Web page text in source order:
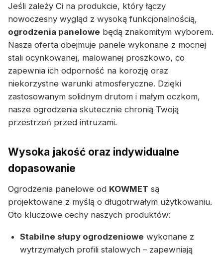
Jeśli zależy Ci na produkcie, który łączy
nowoczesny wygląd z wysoką funkcjonalnością,
ogrodzenia panelowe będą znakomitym wyborem.
Nasza oferta obejmuje panele wykonane z mocnej
stali ocynkowanej, malowanej proszkowo, co
zapewnia ich odporność na korozję oraz
niekorzystne warunki atmosferyczne. Dzięki
zastosowanym solidnym drutom i małym oczkom,
nasze ogrodzenia skutecznie chronią Twoją
przestrzeń przed intruzami.
Wysoka jakość oraz indywidualne
dopasowanie
Ogrodzenia panelowe od KOWMET są
projektowane z myślą o długotrwałym użytkowaniu.
Oto kluczowe cechy naszych produktów:
Stabilne słupy ogrodzeniowe wykonane z
wytrzymałych profili stalowych – zapewniają